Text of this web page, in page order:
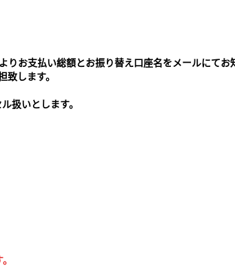
りお支払い総額とお振り替え口座名をメールにて
致します。
扱いとします。